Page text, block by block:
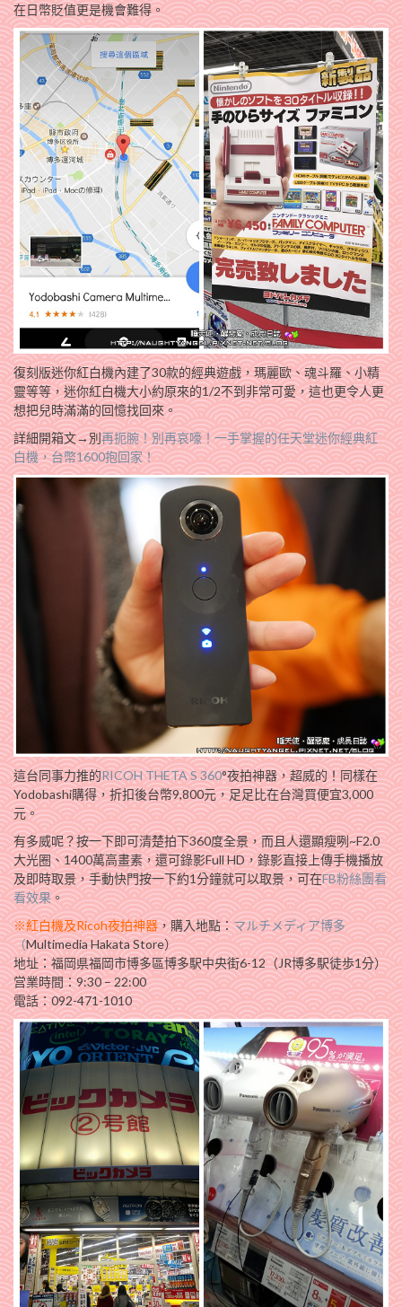
在日幣貶值更是機會難得。
復刻版迷你紅白機內建了30款的經典遊戲，瑪麗歐、魂斗羅、小精
靈等等，迷你紅白機大小約原來的1/2不到非常可愛，這也更令人更
想把兒時滿滿的回憶找回來。
詳細開箱文→別再扼腕！別再哀嚎！一手掌握的任天堂迷你經典紅
白機，台幣1600抱回家！
這台同事力推的RICOH THETA S 360°夜拍神器，超威的！同樣在
Yodobashi購得，折扣後台幣9,800元，足足比在台灣買便宜3,000
元。
有多威呢？按一下即可清楚拍下360度全景，而且人還顯瘦咧~F2.0
大光圈、1400萬高畫素，還可錄影Full HD，錄影直接上傳手機播放
及即時取景，手動快門按一下約1分鐘就可以取景，可在FB粉絲團看
看效果。
※紅白機及Ricoh夜拍神器，購入地點：マルチメディア博多
（Multimedia Hakata Store）
地址：福岡県福岡市博多區博多駅中央街6-12（JR博多駅徒歩1分）
営業時間：9:30 – 22:00
電話：092-471-1010